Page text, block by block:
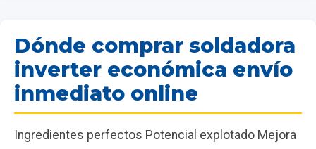
Dónde comprar soldadora
inverter económica envío
inmediato online
Ingredientes perfectos Potencial explotado Mejora